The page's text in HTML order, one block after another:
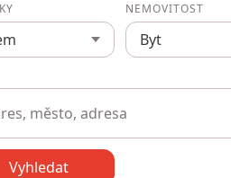
NEMOVITOST
Byt
Vyhledat